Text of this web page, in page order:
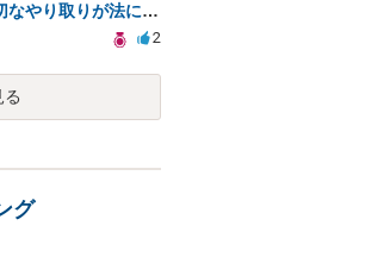
未成年者との不適切なやり取りが法に触れる可能性と対処法
2
る
グ